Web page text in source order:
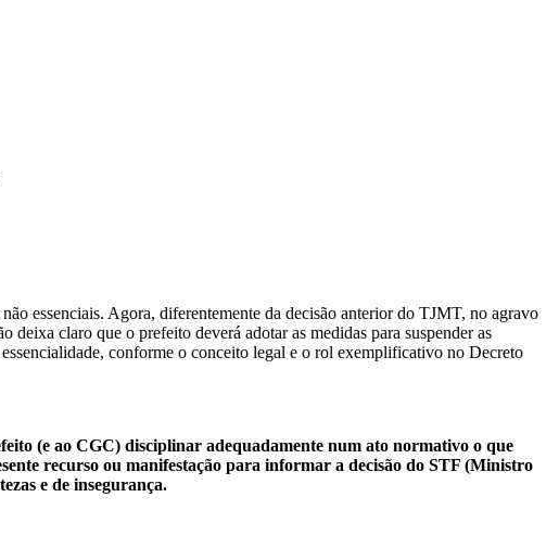
essenciais. Agora, diferentemente da decisão anterior do TJMT, no agravo
claro que o prefeito deverá adotar as medidas para suspender as
conforme o conceito legal e o rol exemplificativo no Decreto
(e ao CGC) disciplinar adequadamente num ato normativo o que
recurso ou manifestação para informar a decisão do STF (Ministro
e de insegurança.